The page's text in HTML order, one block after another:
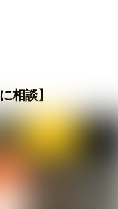
相談】